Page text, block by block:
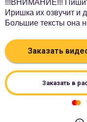
!!!ВНИМАНИЕ!!!
Иришка их озвучит и
Большие тексты она
Заказать
Заказать в